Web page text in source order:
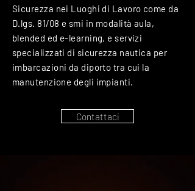
Sicurezza nei Luoghi di Lavoro come da
D.lgs. 81/08 e smi in modalità aula,
blended ed e-learning, e servizi
specializzati di sicurezza nautica per
imbarcazioni da diporto tra cui la
manutenzione degli impianti.
Contattaci